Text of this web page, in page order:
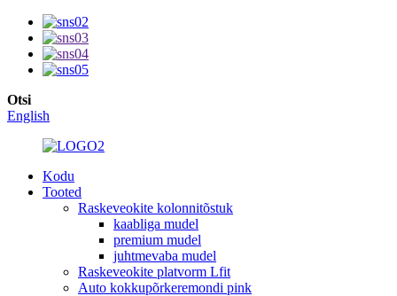
Otsi
English
Kodu
Tooted
Raskeveokite kolonnitõstuk
kaabliga mudel
premium mudel
juhtmevaba mudel
Raskeveokite platvorm Lfit
Auto kokkupõrkeremondi pink